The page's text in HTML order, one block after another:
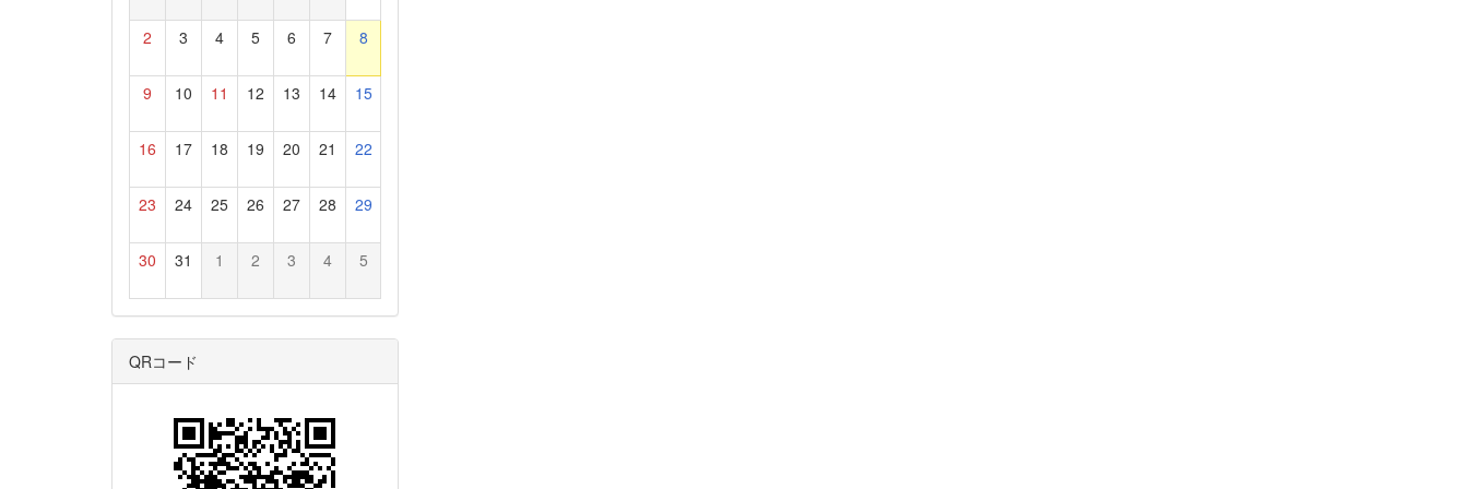
2 3 4 5 6 7 8
9 10 11 12 13 14 15
16 17 18 19 20 21 22
23 24 25 26 27 28 29
30 31 1 2 3 4 5
QRコード